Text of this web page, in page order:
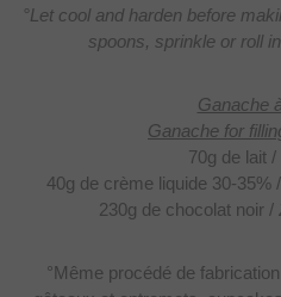
°Let cool and harden before
spoons, sprinkle or roll
Ganache
Ganache for
70g de lait /
40g de crème liquide 30-35% /
230g de chocolat noir /
°Même procédé de